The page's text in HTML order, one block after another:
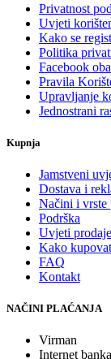
Privatnost
Uvjeti
Kako se
Politika
Facebook
Pravila
Upravljanje
Jednostrani
Kupnja
Jamstveni
Dostava i
Načini i vrste
Podrška
Uvjeti prodaje
Kako
FAQ
Kontakt
NAČINI PLAĆANJA
Virman
Internet